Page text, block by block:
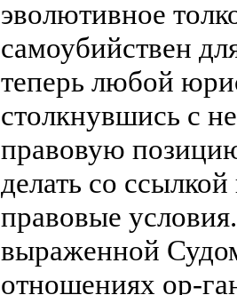
эволютивное
самоубийствен
теперь любой
столкнувшись с
правовую
делать со
правовые
выраженной
отношениях ор-